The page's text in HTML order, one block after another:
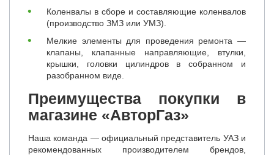
Коленвалы в сборе и составляющие коленвалов
(производство ЗМЗ или УМЗ).
Мелкие элементы для проведения ремонта —
клапаны, клапанные направляющие, втулки,
крышки, головки цилиндров в собранном и
разобранном виде.
Преимущества покупки в
магазине «АвторГаз»
Наша команда — официальный представитель УАЗ и
рекомендованных производителем брендов,